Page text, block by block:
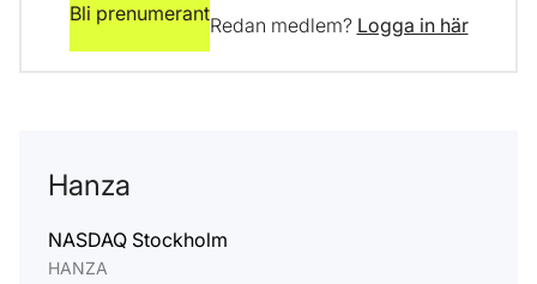
Bli prenumerantRedan medlem? Logga in här
Hanza
NASDAQ Stockholm
HANZA